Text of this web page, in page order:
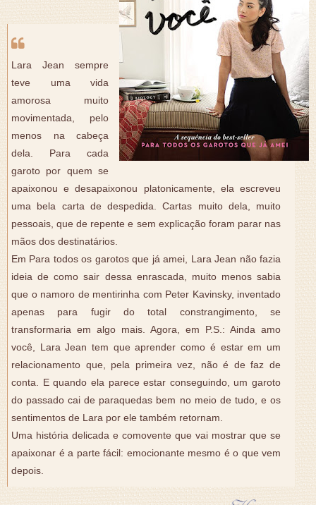
Lara Jean sempre
teve uma vida
amorosa muito
movimentada, pelo
menos na cabeça
dela. Para cada
garoto por quem se
apaixonou e desapaixonou platonicamente, ela escreveu
uma bela carta de despedida. Cartas muito dela, muito
pessoais, que de repente e sem explicação foram parar nas
mãos dos destinatários.
Em Para todos os garotos que já amei, Lara Jean não fazia
ideia de como sair dessa enrascada, muito menos sabia
que o namoro de mentirinha com Peter Kavinsky, inventado
apenas para fugir do total constrangimento, se
transformaria em algo mais. Agora, em P.S.: Ainda amo
você, Lara Jean tem que aprender como é estar em um
relacionamento que, pela primeira vez, não é de faz de
conta. E quando ela parece estar conseguindo, um garoto
do passado cai de paraquedas bem no meio de tudo, e os
sentimentos de Lara por ele também retornam.
Uma história delicada e comovente que vai mostrar que se
apaixonar é a parte fácil: emocionante mesmo é o que vem
depois.